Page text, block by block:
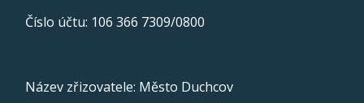
Číslo účtu: 106 366 7309/0800
Název zřizovatele: Město Duchcov